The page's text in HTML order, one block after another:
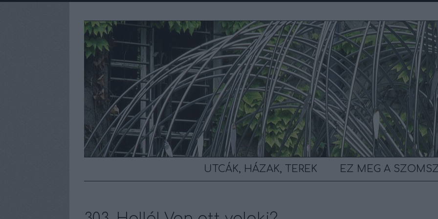
UTCÁK, HÁZAK, TEREK EZ MEG A